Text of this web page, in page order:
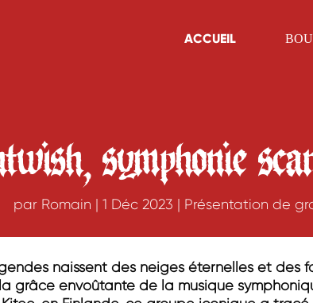
ACCUEIL
symphonie
par Romain | 1 Déc 2023 | Présentation de
naissent des neiges éternelles et des
grâce envoûtante de la musique